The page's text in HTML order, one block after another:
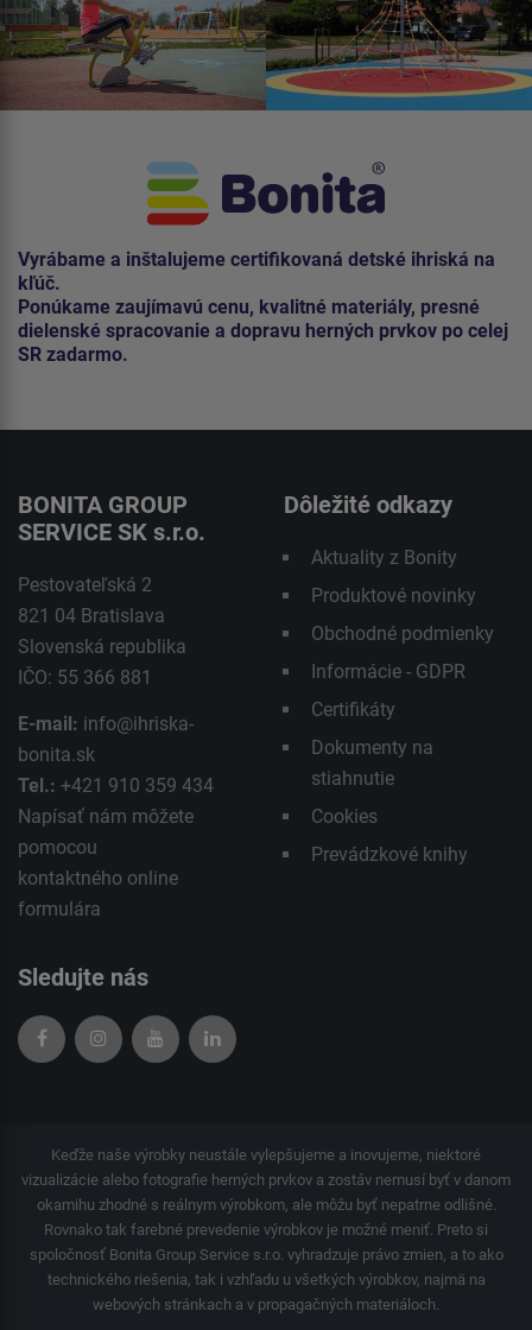
Vyrábame a inštalujeme certifikovaná detské ihriská na
kľúč.
Ponúkame zaujímavú cenu, kvalitné materiály, presné
dielenské spracovanie a dopravu herných prvkov po celej
SR zadarmo.
BONITA GROUP
SERVICE SK s.r.o.
Pestovateľská 2
821 04 Bratislava
Slovenská republika
IČO: 55 366 881
E-mail: info@ihriska-
bonita.sk
Tel.: +421 910 359 434
Napísať nám môžete
pomocou
kontaktného online
formulára
Dôležité odkazy
Aktuality z Bonity
Produktové novinky
Obchodné podmienky
Informácie - GDPR
Certifikáty
Dokumenty na
stiahnutie
Cookies
Prevádzkové knihy
Sledujte nás
Keďže naše výrobky neustále vylepšujeme a inovujeme, niektoré
vizualizácie alebo fotografie herných prvkov a zostáv nemusí byť v danom
okamihu zhodné s reálnym výrobkom, ale môžu byť nepatrne odlišné.
Rovnako tak farebné prevedenie výrobkov je možné meniť. Preto si
spoločnosť Bonita Group Service s.r.o. vyhradzuje právo zmien, a to ako
technického riešenia, tak i vzhľadu u všetkých výrobkov, najmä na
webových stránkach a v propagačných materiáloch.